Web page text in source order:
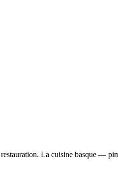
La cuisine basque —